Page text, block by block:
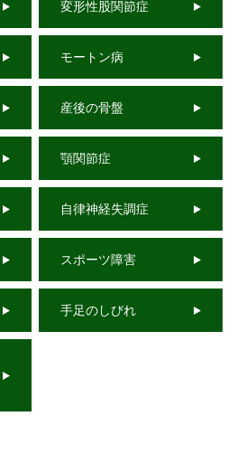
変形性股関節症
モートン病
産後の骨盤
顎関節症
自律神経失調症
スポーツ障害
手足のしびれ